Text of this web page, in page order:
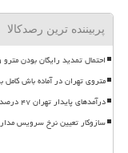
پربیننده ترین رصدکالا
احتمال تمدید رایگان بودن
متروی تهران در آماده باش کامل
درآمدهای پایدار تهران ۴۷ درصد رشد کرد
سازوکار تعیین نرخ سرویس